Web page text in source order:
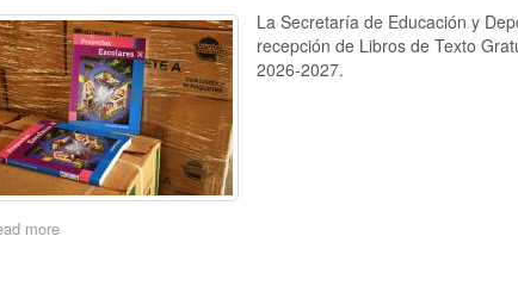
La Secretaría de Educación y
recepción de Libros de Texto
2026-2027.
moreabout